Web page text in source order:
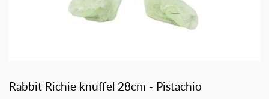
Rabbit Richie knuffel 28cm - Pistachio